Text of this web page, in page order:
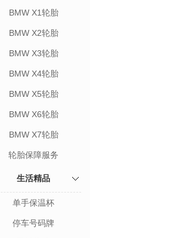
BMW X1轮胎
BMW X2轮胎
BMW X3轮胎
BMW X4轮胎
BMW X5轮胎
BMW X6轮胎
BMW X7轮胎
轮胎保障服务
生活精品
单手保温杯
停车号码牌